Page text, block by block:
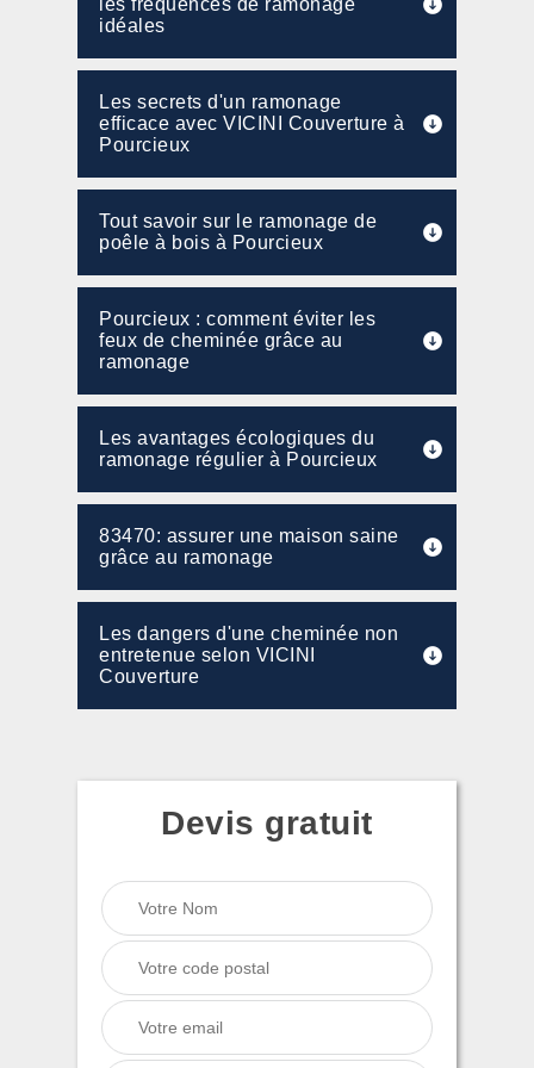
les fréquences de ramonage
idéales
Les secrets d'un ramonage
efficace avec VICINI Couverture à
Pourcieux
Tout savoir sur le ramonage de
poêle à bois à Pourcieux
Pourcieux : comment éviter les
feux de cheminée grâce au
ramonage
Les avantages écologiques du
ramonage régulier à Pourcieux
83470: assurer une maison saine
grâce au ramonage
Les dangers d'une cheminée non
entretenue selon VICINI
Couverture
Devis gratuit